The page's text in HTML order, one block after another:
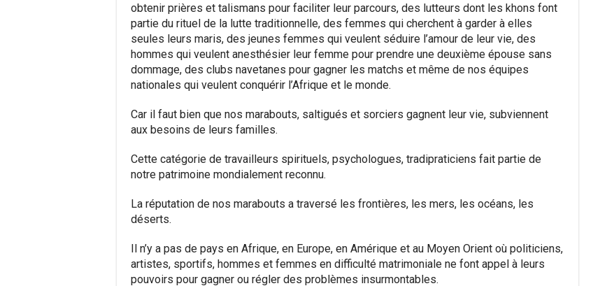
obtenir prières et talismans pour faciliter leur parcours, des lutteurs dont les khons font
partie du rituel de la lutte traditionnelle, des femmes qui cherchent à garder à elles
seules leurs maris, des jeunes femmes qui veulent séduire l’amour de leur vie, des
hommes qui veulent anesthésier leur femme pour prendre une deuxième épouse sans
dommage, des clubs navetanes pour gagner les matchs et même de nos équipes
nationales qui veulent conquérir l’Afrique et le monde.
Car il faut bien que nos marabouts, saltigués et sorciers gagnent leur vie, subviennent
aux besoins de leurs familles.
Cette catégorie de travailleurs spirituels, psychologues, tradipraticiens fait partie de
notre patrimoine mondialement reconnu.
La réputation de nos marabouts a traversé les frontières, les mers, les océans, les
déserts.
Il n’y a pas de pays en Afrique, en Europe, en Amérique et au Moyen Orient où politiciens,
artistes, sportifs, hommes et femmes en difficulté matrimoniale ne font appel à leurs
pouvoirs pour gagner ou régler des problèmes insurmontables.